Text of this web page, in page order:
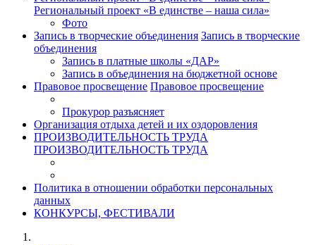
Региональный проект «В единстве – наша сила»
Фото
Запись в творческие объединения Запись в творческие
объединения
Запись в платные школы «ДАР»
Запись в объединения на бюджетной основе
Правовое просвещение Правовое просвещение
Прокурор разъясняет
Организация отдыха детей и их оздоровления
ПРОИЗВОДИТЕЛЬНОСТЬ ТРУДА
ПРОИЗВОДИТЕЛЬНОСТЬ ТРУДА
Политика в отношении обработки персональных
данных
КОНКУРСЫ, ФЕСТИВАЛИ